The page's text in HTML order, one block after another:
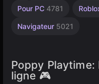
Pour PC 4781
Navigateur 5021
Poppy
ligne 🎮